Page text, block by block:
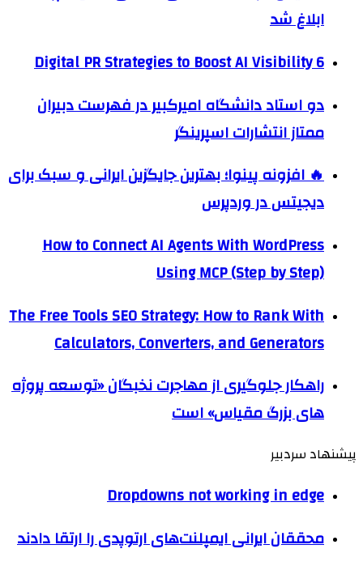
ابلاغ شد
6 Digital PR Strategies to Boost AI Visibility
دو استاد دانشگاه امیرکبیر در فهرست دبیران
ممتاز انتشارات اسپرینگر
🔥 افزونه پینوا؛ بهترین جایگزین ایرانی و سبک برای
دیجیتس در وردپرس
How to Connect AI Agents With WordPress
Using MCP (Step by Step)
The Free Tools SEO Strategy: How to Rank With
Calculators, Converters, and Generators
راهکار جلوگیری از مهاجرت نخبگان «توسعه پروژه
های بزرگ مقیاس» است
پیشنهاد سردبیر
Dropdowns not working in edge
محققان ایرانی ایمپلنت‌های ارتوپدی را ارتقا دادند